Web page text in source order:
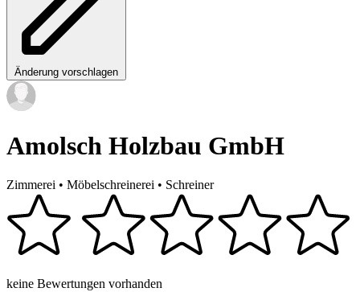
Änderung vorschlagen
Amolsch Holzbau GmbH
Zimmerei • Möbelschreinerei • Schreiner
keine Bewertungen vorhanden